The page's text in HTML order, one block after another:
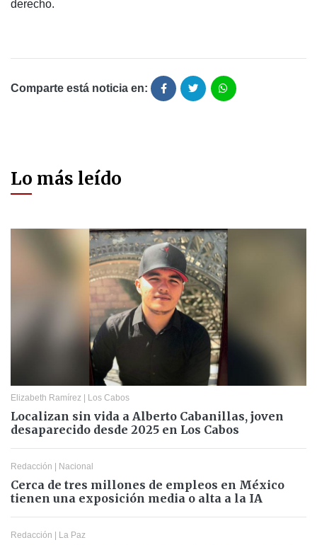
derecho.
Comparte está noticia en:
Lo más leído
Elizabeth Ramírez | Los Cabos
Localizan sin vida a Alberto Cabanillas, joven
desaparecido desde 2025 en Los Cabos
Redacción | Nacional
Cerca de tres millones de empleos en México
tienen una exposición media o alta a la IA
Redacción | La Paz